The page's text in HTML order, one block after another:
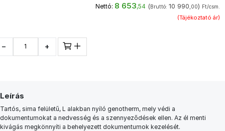
Nettó: 8 653,54 (Bruttó: 10 990,00) Ft/csm.
(Tájékoztató ár)
− +
Leírás
Tartós, sima felületű, L alakban nyíló genotherm, mely védi a
dokumentumokat a nedvesség és a szennyeződések ellen. Az él menti
kivágás megkönnyíti a behelyezett dokumentumok kezelését.